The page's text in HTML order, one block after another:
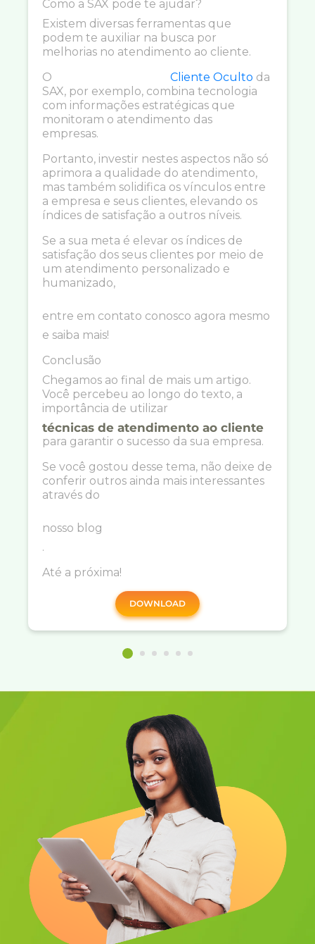
Como a SAX pode te ajudar?
Existem diversas ferramentas que
podem te auxiliar na busca por
melhorias no atendimento ao cliente.
O
Cliente Oculto da
SAX, por exemplo, combina tecnologia
com informações estratégicas que
monitoram o atendimento das
empresas.
Portanto, investir nestes aspectos não só
aprimora a qualidade do atendimento,
mas também solidifica os vínculos entre
a empresa e seus clientes, elevando os
índices de satisfação a outros níveis.
Se a sua meta é elevar os índices de
satisfação dos seus clientes por meio de
um atendimento personalizado e
humanizado,
entre em contato conosco agora mesmo
e saiba mais!
Conclusão
Chegamos ao final de mais um artigo.
Você percebeu ao longo do texto, a
importância de utilizar
técnicas de atendimento ao cliente
para garantir o sucesso da sua empresa.
Se você gostou desse tema, não deixe de
conferir outros ainda mais interessantes
através do
nosso blog
.
Até a próxima!
DOWNLOAD